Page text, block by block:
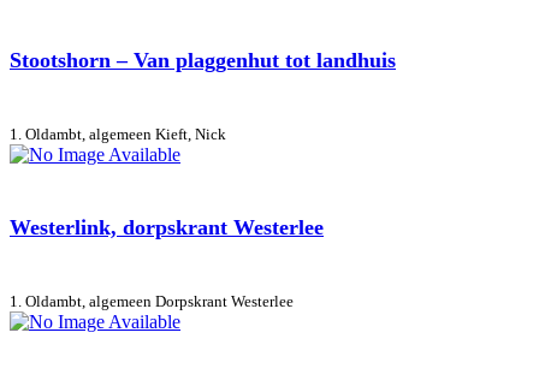
Stootshorn – Van plaggenhut tot landhuis
1. Oldambt, algemeen Kieft, Nick
Westerlink, dorpskrant Westerlee
1. Oldambt, algemeen Dorpskrant Westerlee